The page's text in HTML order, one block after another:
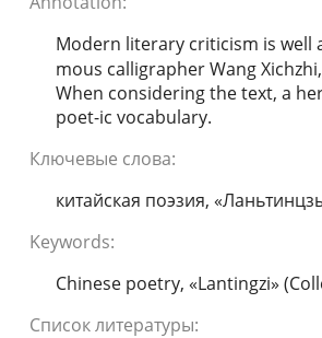
Modern literary criticism is well
mous calligrapher Wang
When considering the text, a
poet-ic vocabulary.
Ключевые слова:
китайская поэзия,
Keywords:
Chinese poetry, «Lantingzi»
Список литературы: